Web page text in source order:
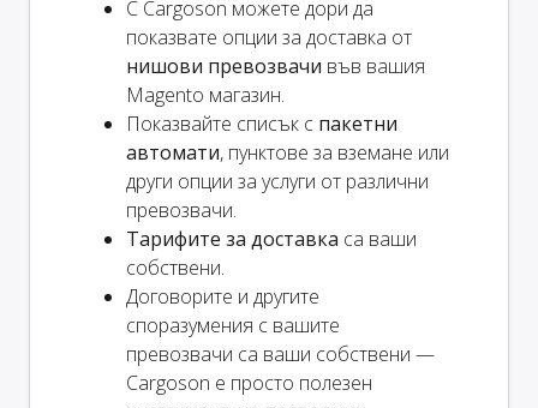
С Cargoson можете дори да
показвате опции за доставка от
нишови превозвачи във вашия
Magento магазин.
Показвайте списък с пакетни
автомати, пунктове за вземане или
други опции за услуги от различни
превозвачи.
Тарифите за доставка са ваши
собствени.
Договорите и другите
споразумения с вашите
превозвачи са ваши собствени —
Cargoson е просто полезен